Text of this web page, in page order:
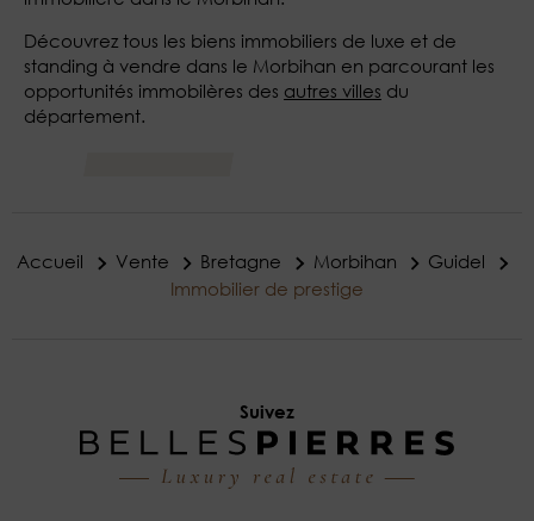
Découvrez tous les biens immobiliers de luxe et de
standing à vendre dans le Morbihan en parcourant les
opportunités immobilères des autres villes du
département.
Accueil Vente Bretagne Morbihan
Guidel
Immobilier de prestige
Suivez